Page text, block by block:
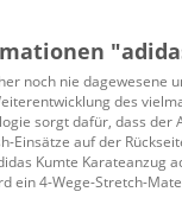
noch nie dagewesene
des
sorgt dafür, dass der
Einsätze auf der
Kumte Karateanzug
ein 4-Wege-Stretch-